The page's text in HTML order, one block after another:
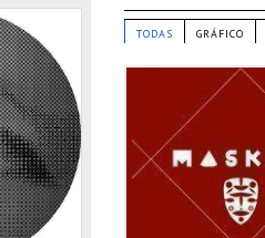
TODAS GRÁFICO